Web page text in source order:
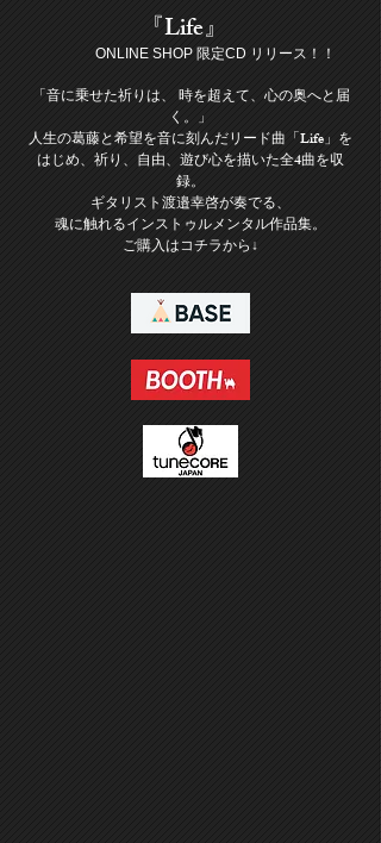
『Life』
ONLINE SHOP 限定CD リリース！！
「音に乗せた祈りは、 時を超えて、心の奥へと届
く。」
人生の葛藤と希望を音に刻んだリード曲「Life」を
はじめ、祈り、自由、遊び心を描いた全4曲を収
録。
ギタリスト渡邉幸啓が奏でる、
魂に触れるインストゥルメンタル作品集。
​ご購入はコチラから↓